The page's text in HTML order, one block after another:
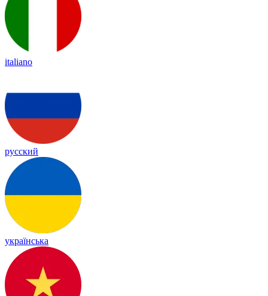
italiano
русский
українська